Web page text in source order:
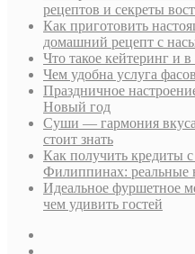
рецептов и секреты
Как приготовить
домашний рецепт с
Что такое кейтеринг и
Чем удобна услуга
Праздничное
Новый год
Суши — гармония
стоит знать
Как получить кредиты
Филиппинах: реальные
Идеальное фуршетное
чем удивить гостей